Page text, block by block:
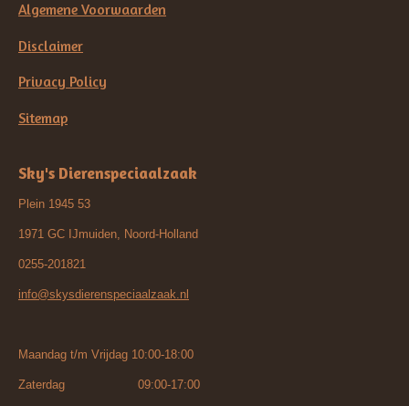
Algemene Voorwaarden
Disclaimer
Privacy Policy
Sitemap
Sky's Dierenspeciaalzaak
Plein 1945 53
1971 GC IJmuiden, Noord-Holland
0255-201821
info@skysdierenspeciaalzaak.nl
Maandag t/m Vrijdag 10:00-18:00
Zaterdag 09:00-17:00